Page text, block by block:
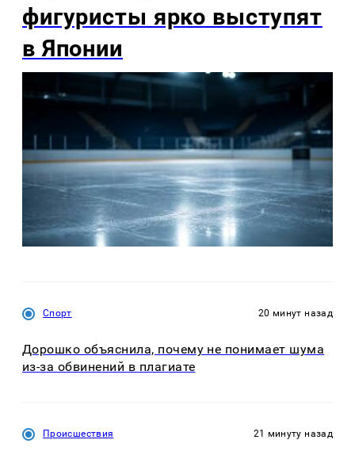
фигуристы ярко выступят
в Японии
Спорт 20 минут назад
Дорошко объяснила, почему не понимает шума
из-за обвинений в плагиате
Происшествия 21 минуту назад